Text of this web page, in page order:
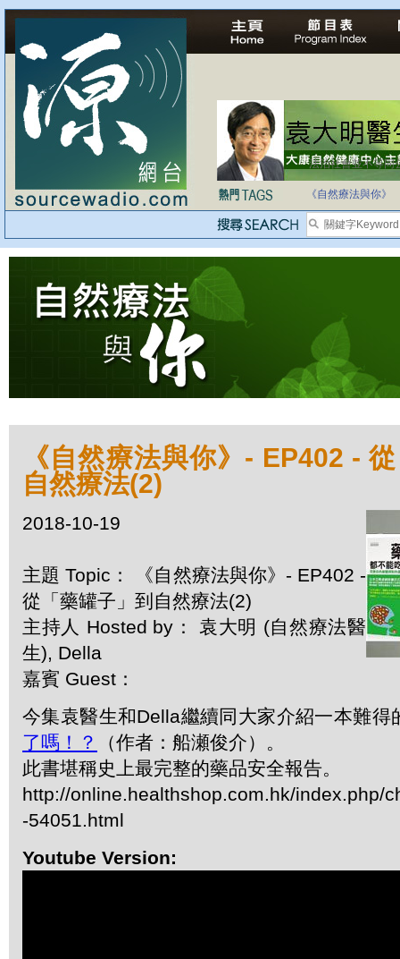
法治社會並不等同
《自然療法與你》
《自然療法與你》- EP402 -
自然療法(2)
2018-10-19
主題 Topic： 《自然療法與你》- EP402 -
從「藥罐子」到自然療法(2)
主持人 Hosted by： 袁大明 (自然療法醫
生), Della
嘉賓 Guest：
今集袁醫生和Della繼續同大家介紹一本難得
了嗎！？
（作者：船瀬俊介）。
此書堪稱史上最完整的藥品安全報告。
http://online.healthshop.com.hk/index.php/
-54051.html
Youtube Version: